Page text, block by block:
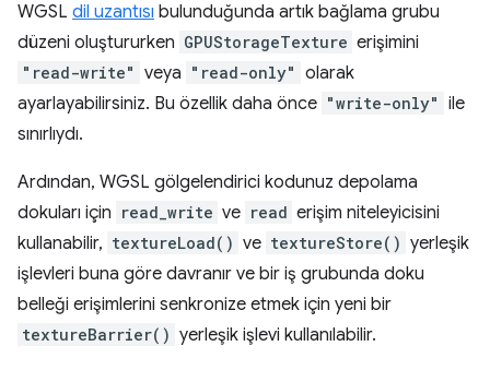
WGSL dil uzantısı bulunduğunda artık bağlama grubu
düzeni oluştururken GPUStorageTexture erişimini
"read-write" veya "read-only" olarak
ayarlayabilirsiniz. Bu özellik daha önce "write-only" ile
sınırlıydı.
Ardından, WGSL gölgelendirici kodunuz depolama
dokuları için read_write ve read erişim niteleyicisini
kullanabilir, textureLoad() ve textureStore() yerleşik
işlevleri buna göre davranır ve bir iş grubunda doku
belleği erişimlerini senkronize etmek için yeni bir
textureBarrier() yerleşik işlevi kullanılabilir.